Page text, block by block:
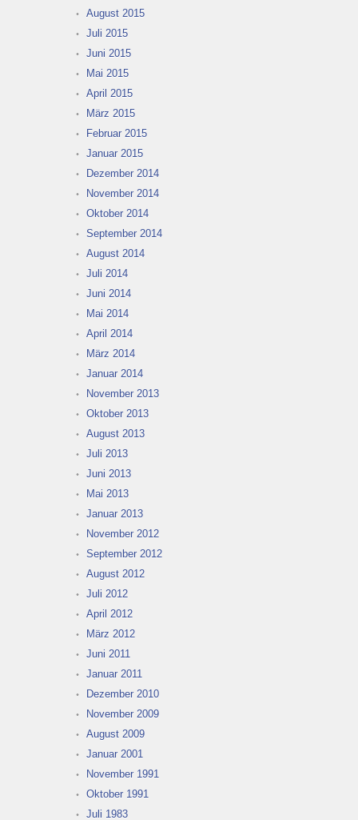
August 2015
Juli 2015
Juni 2015
Mai 2015
April 2015
März 2015
Februar 2015
Januar 2015
Dezember 2014
November 2014
Oktober 2014
September 2014
August 2014
Juli 2014
Juni 2014
Mai 2014
April 2014
März 2014
Januar 2014
November 2013
Oktober 2013
August 2013
Juli 2013
Juni 2013
Mai 2013
Januar 2013
November 2012
September 2012
August 2012
Juli 2012
April 2012
März 2012
Juni 2011
Januar 2011
Dezember 2010
November 2009
August 2009
Januar 2001
November 1991
Oktober 1991
Juli 1983